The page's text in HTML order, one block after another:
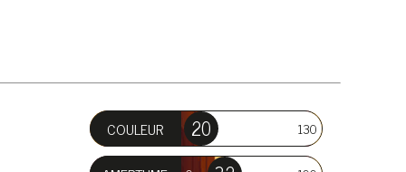
COULEUR 0 130
20